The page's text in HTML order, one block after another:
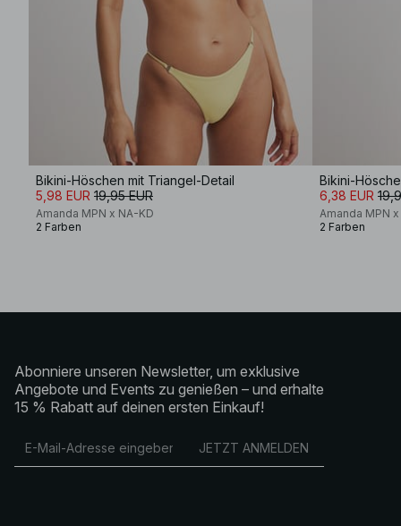
Bikini-Höschen mit Triangel-Detail
5,98 EUR 19,95 EUR
Amanda MPN x NA-KD
2 Farben
Bikini-
6,38 EUR
Amanda MPN
2 Farben
Abonniere unseren Newsletter, um exklusive
Angebote und Events zu genießen – und erhalte
15 % Rabatt auf deinen ersten Einkauf!
JETZT ANMELDEN